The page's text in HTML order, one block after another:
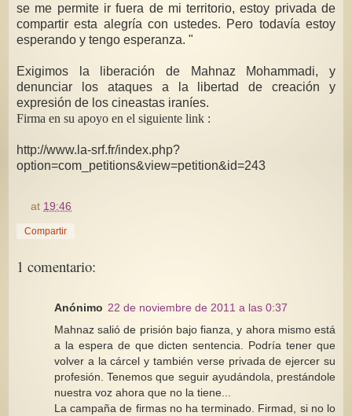
se me permite ir fuera de mi territorio, estoy privada de
compartir esta alegría con ustedes. Pero todavía estoy
esperando y tengo esperanza. "
Exigimos la liberación de Mahnaz Mohammadi, y
denunciar los ataques a la libertad de creación y
expresión de los cineastas iraníes.
Firma en su apoyo en el siguiente link :
http://www.la-srf.fr/index.php?
option=com_petitions&view=petition&id=243
at 19:46
Compartir
1 comentario:
Anónimo 22 de noviembre de 2011 a las 0:37
Mahnaz salió de prisión bajo fianza, y ahora mismo está
a la espera de que dicten sentencia. Podría tener que
volver a la cárcel y también verse privada de ejercer su
profesión. Tenemos que seguir ayudándola, prestándole
nuestra voz ahora que no la tiene...
La campaña de firmas no ha terminado. Firmad, si no lo